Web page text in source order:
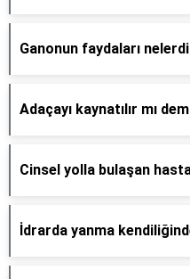
Ganonun faydaları
Adaçayı kaynatılır mı
Cinsel yolla bulaşan
İdrarda yanma